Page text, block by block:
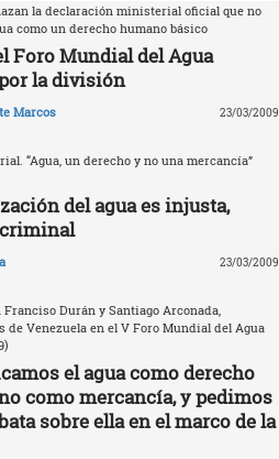
la declaración ministerial oficial que no
como un derecho humano básico
Foro Mundial del Agua
la división
Marcos 23/03/2009
“Agua, un derecho y no una mercancía”
del agua es injusta,
23/03/2009
Durán y Santiago Arconada,
de Venezuela en el V Foro Mundial del Agua
el agua como derecho
como mercancía, y pedimos
sobre ella en el marco de la